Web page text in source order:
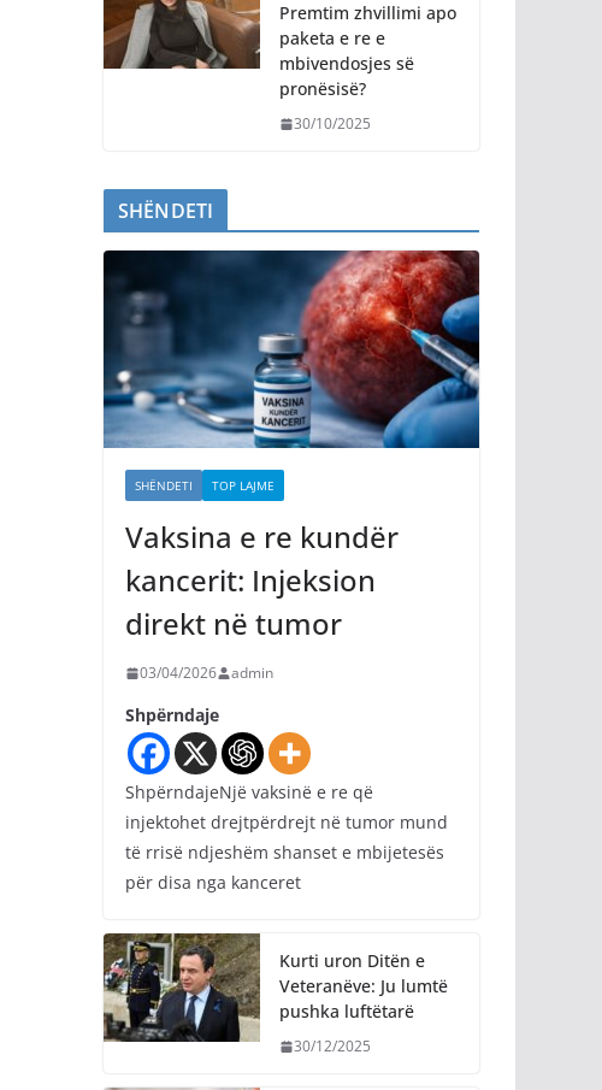
Premtim zhvillimi apo
paketa e re e
mbivendosjes së
pronësisë?
30/10/2025
SHËNDETI
SHËNDETI TOP LAJME
Vaksina e re kundër
kancerit: Injeksion
direkt në tumor
03/04/2026 admin
Shpërndaje
ShpërndajeNjë vaksinë e re që
injektohet drejtpërdrejt në tumor mund
të rrisë ndjeshëm shanset e mbijetesës
për disa nga kanceret
Kurti uron Ditën e
Veteranëve: Ju lumtë
pushka luftëtarë
30/12/2025